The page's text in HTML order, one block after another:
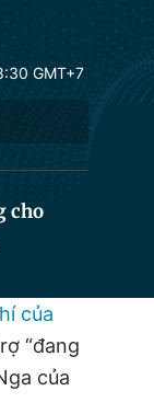
GMT+7
cho
của
“đang
của